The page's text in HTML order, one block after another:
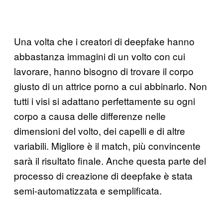
Una volta che i creatori di deepfake hanno
abbastanza immagini di un volto con cui
lavorare, hanno bisogno di trovare il corpo
giusto di un attrice porno a cui abbinarlo. Non
tutti i visi si adattano perfettamente su ogni
corpo a causa delle differenze nelle
dimensioni del volto, dei capelli e di altre
variabili. Migliore è il match, più convincente
sarà il risultato finale. Anche questa parte del
processo di creazione di deepfake è stata
semi-automatizzata e semplificata.